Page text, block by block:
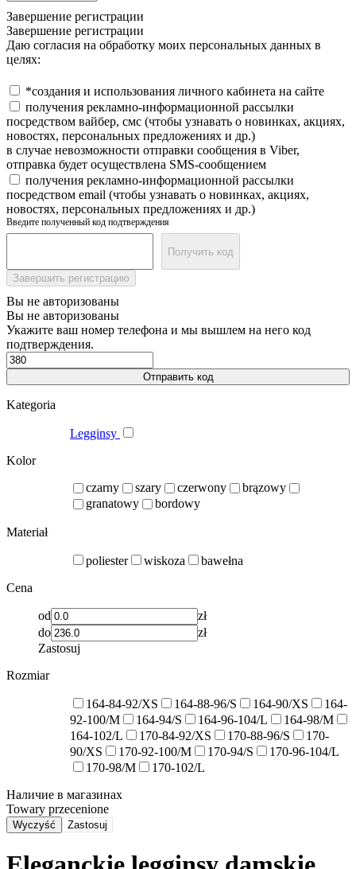
Завершение регистрации
Завершение регистрации
Даю согласия на обработку моих персональных данных в
целях:
*создания и использования личного кабинета на сайте
получения рекламно-информационной рассылки
посредством вайбер, смс (чтобы узнавать о новинках, акциях,
новостях, персональных предложениях и др.)
в случае невозможности отправки сообщения в Viber,
отправка будет осуществлена SMS-сообщением
получения рекламно-информационной рассылки
посредством email (чтобы узнавать о новинках, акциях,
новостях, персональных предложениях и др.)
Введите полученный код подтверждения
Получить код
Завершить регистрацию
Вы не авторизованы
Вы не авторизованы
Укажите ваш номер телефона и мы вышлем на него код
подтверждения.
Отправить код
Kategoria
Legginsy
Kolor
czarny
szary czerwony
brązowy
granatowy
bordowy
Materiał
poliester wiskoza
bawełna
Cena
od
zł
do
zł
Zastosuj
Rozmiar
164-84-92/XS 164-88-96/S 164-90/XS
164-
92-100/M
164-94/S 164-96-104/L
164-98/M
164-102/L
170-84-92/XS 170-88-96/S
170-
90/XS
170-92-100/M 170-94/S
170-96-104/L
170-98/M
170-102/L
Наличие в магазинах
Towary przecenione
Wyczyść Zastosuj